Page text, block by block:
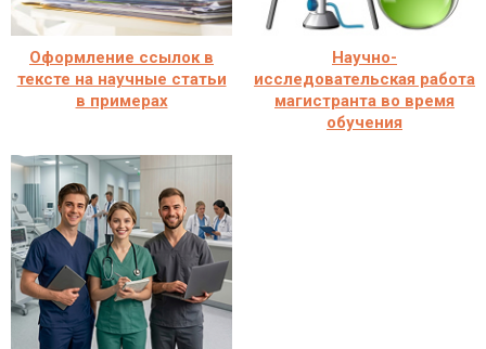
Оформление ссылок в
тексте на научные статьи
в примерах
Научно-
исследовательская работа
магистранта во время
обучения